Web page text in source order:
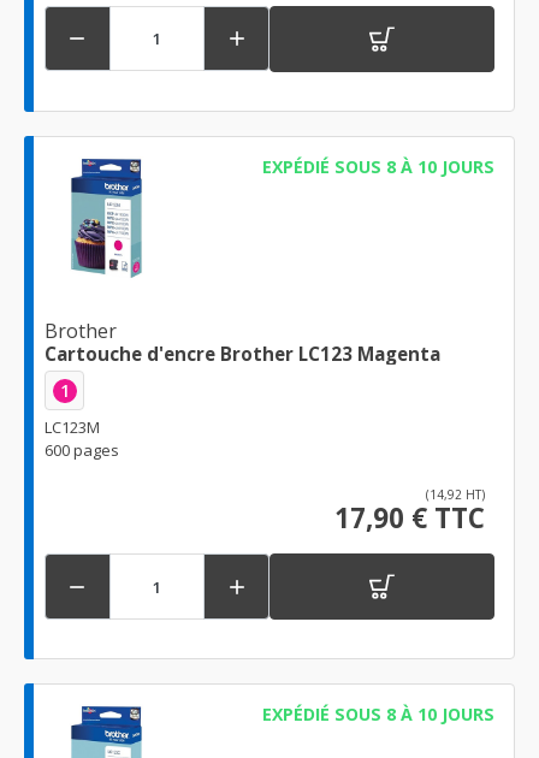
 
EXPÉDIÉ SOUS 8 À 10 JOURS
Brother
Cartouche d'encre Brother LC123 Magenta
1
LC123M
600 pages
(14,92 HT)
17,90 € TTC
 
EXPÉDIÉ SOUS 8 À 10 JOURS